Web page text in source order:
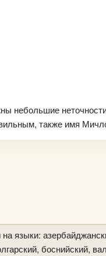
небольшие
также имя
языки:
боснийский,